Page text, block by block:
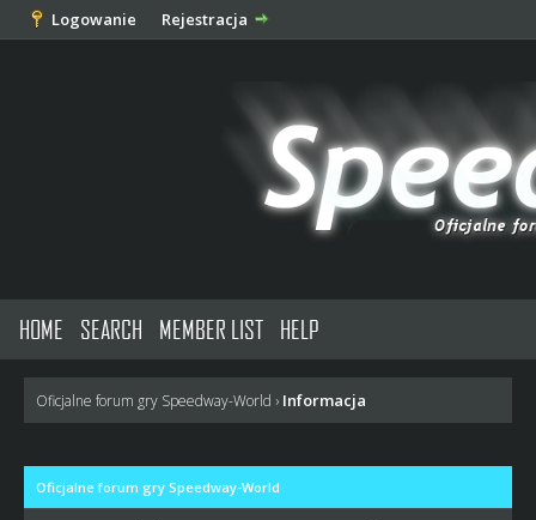
Logowanie Rejestracja
HOME SEARCH MEMBER LIST HELP
Oficjalne forum gry Speedway-World › Informacja
Oficjalne forum gry Speedway-World